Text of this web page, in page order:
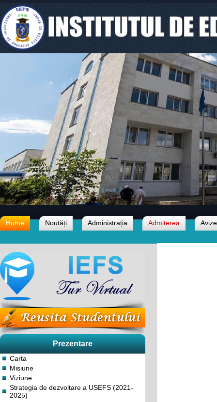
Home Noutăți Administrația Admiterea Avize
Prezentare
Carta
Misiune
Viziune
Strategia de dezvoltare a USEFS (2021-
2025)